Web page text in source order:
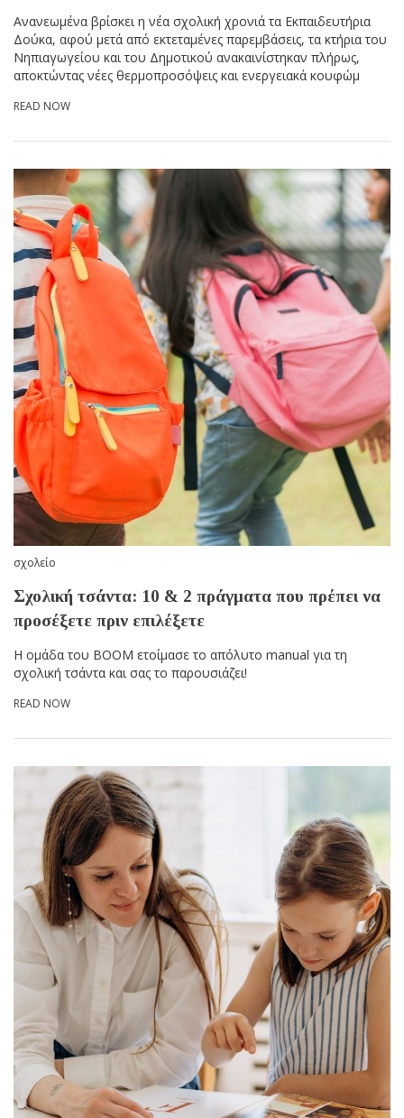
Ανανεωμένα βρίσκει η νέα σχολική χρονιά τα Εκπαιδευτήρια
Δούκα, αφού μετά από εκτεταμένες παρεμβάσεις, τα κτήρια του
Νηπιαγωγείου και του Δημοτικού ανακαινίστηκαν πλήρως,
αποκτώντας νέες θερμοπροσόψεις και ενεργειακά κουφώμ
READ NOW
σχολείο
Σχολική τσάντα: 10 & 2 πράγματα που πρέπει να
προσέξετε πριν επιλέξετε
Η ομάδα του BOOM ετοίμασε το απόλυτο manual για τη
σχολική τσάντα και σας το παρουσιάζει!
READ NOW